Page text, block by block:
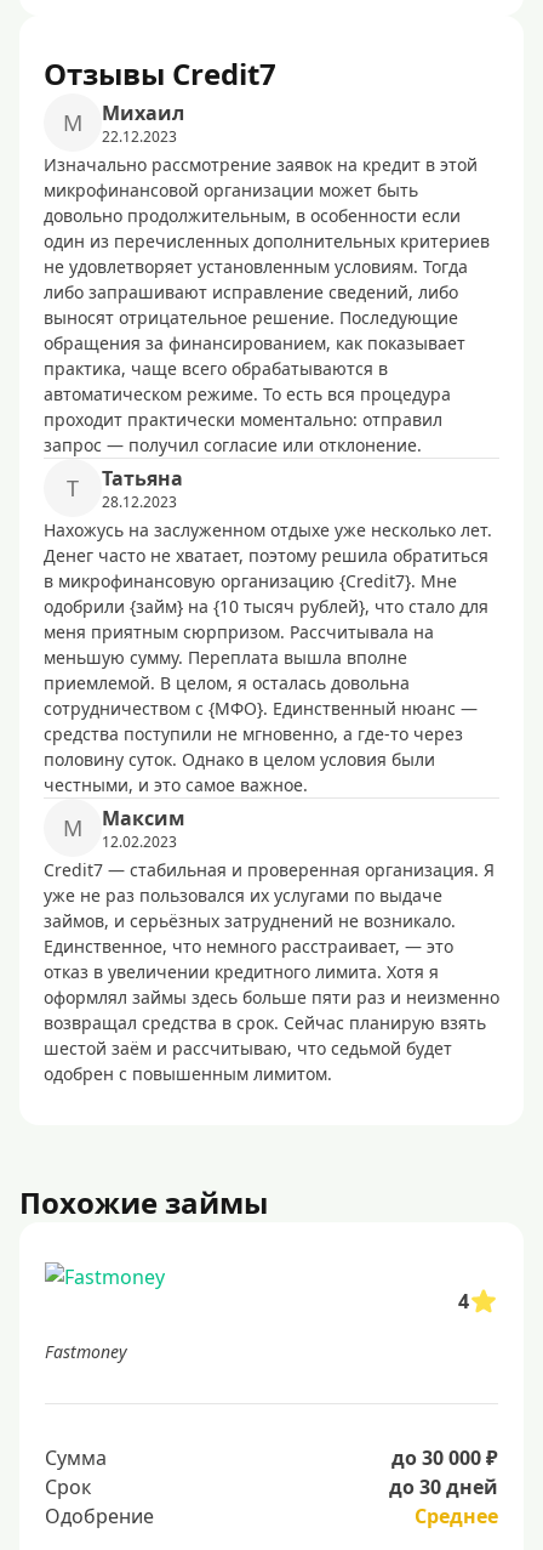
Отзывы Credit7
М Михаил
22.12.2023
Изначально рассмотрение заявок на кредит в этой
микрофинансовой организации может быть
довольно продолжительным, в особенности если
один из перечисленных дополнительных критериев
не удовлетворяет установленным условиям. Тогда
либо запрашивают исправление сведений, либо
выносят отрицательное решение. Последующие
обращения за финансированием, как показывает
практика, чаще всего обрабатываются в
автоматическом режиме. То есть вся процедура
проходит практически моментально: отправил
запрос — получил согласие или отклонение.
Т Татьяна
28.12.2023
Нахожусь на заслуженном отдыхе уже несколько лет.
Денег часто не хватает, поэтому решила обратиться
в микрофинансовую организацию {Credit7}. Мне
одобрили {займ} на {10 тысяч рублей}, что стало для
меня приятным сюрпризом. Рассчитывала на
меньшую сумму. Переплата вышла вполне
приемлемой. В целом, я осталась довольна
сотрудничеством с {МФО}. Единственный нюанс —
средства поступили не мгновенно, а где-то через
половину суток. Однако в целом условия были
честными, и это самое важное.
М Максим
12.02.2023
Credit7 — стабильная и проверенная организация. Я
уже не раз пользовался их услугами по выдаче
займов, и серьёзных затруднений не возникало.
Единственное, что немного расстраивает, — это
отказ в увеличении кредитного лимита. Хотя я
оформлял займы здесь больше пяти раз и неизменно
возвращал средства в срок. Сейчас планирую взять
шестой заём и рассчитываю, что седьмой будет
одобрен с повышенным лимитом.
Похожие займы
4
Fastmoney
Сумма
до 30 000 ₽
Срок
до 30 дней
Одобрение
Среднее